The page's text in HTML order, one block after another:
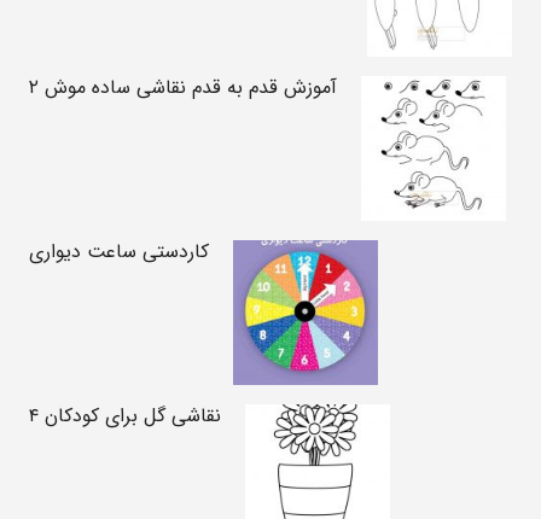
آموزش قدم به قدم نقاشی ساده موش ۲
کاردستی ساعت دیواری
نقاشی گل برای کودکان ۴